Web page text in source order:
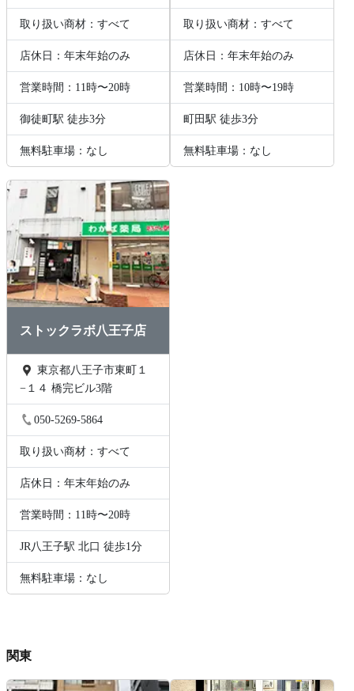
取り扱い商材：すべて
店休日：年末年始のみ
営業時間：11時〜20時
御徒町駅 徒歩3分
無料駐車場：なし
取り扱い商材：すべて
店休日：年末年始のみ
営業時間：10時〜19時
町田駅 徒歩3分
無料駐車場：なし
ストックラボ八王子店
−１４ 橋完ビル3階
050-5269-5864
取り扱い商材：すべて
店休日：年末年始のみ
営業時間：11時〜20時
JR八王子駅 北口 徒歩1分
無料駐車場：なし
関東